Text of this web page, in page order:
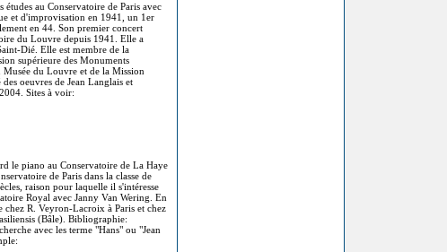
au Conservatoire de Paris avec
et d'improvisation en 1941, un 1er
en 44. Son premier concert
du Louvre depuis 1941. Elle a
Dié. Elle est membre de la
supérieure des Monuments
du Louvre et de la Mission
oeuvres de Jean Langlais et
Sites à voir:
le piano au Conservatoire de La Haye
de Paris dans la classe de
raison pour laquelle il s'intéresse
Royal avec Janny Van Wering. En
R. Veyron-Lacroix à Paris et chez
(Bâle). Bibliographie:
avec les terme "Hans" ou "Jean